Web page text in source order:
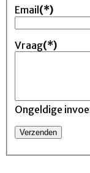
Email(*)
Vraag(*)
Ongeldige